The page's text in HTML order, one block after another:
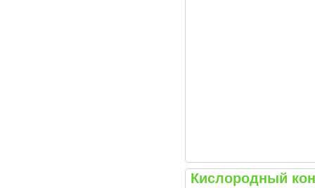
Кислородный